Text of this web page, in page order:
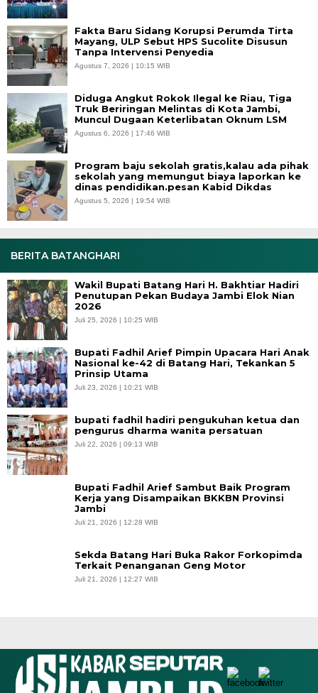
Fakta Baru Sidang Korupsi Perumda Tirta
Mayang, ULP Sebut HPS Sucolite Disusun
Tanpa Intervensi Penyedia
Agustus 7, 2026 | 10:15 WIB
Diduga Angkut Rokok Ilegal ke Riau, Tiga
Truk Beriringan Melintas di Kota Jambi,
Muncul Dugaan Keterlibatan Oknum LSM
Agustus 6, 2026 | 17:46 WIB
Program baju sekolah gratis,kalau ada pihak
sekolah yang memungut biaya laporkan ke
dinas pendidikan.pesan Kabid Dikdas
Agustus 5, 2026 | 19:54 WIB
BERITA BATANGHARI
Wakil Bupati Batang Hari H. Bakhtiar Hadiri
Penutupan Pekan Budaya Jambi Elok Nian
2026
Juli 25, 2026 | 10:25 WIB
Bupati Fadhil Arief Pimpin Upacara Hari Anak
Nasional ke-42 di Batang Hari, Tekankan 5
Prinsip Utama
Juli 23, 2026 | 10:21 WIB
bupati fadhil hadiri pengukuhan ketua dan
pengurus dharma wanita persatuan
Juli 22, 2026 | 09:13 WIB
Bupati Fadhil Arief Sambut Baik Program
Kerja yang Disampaikan BKKBN Provinsi
Jambi
Juli 21, 2026 | 12:28 WIB
Sekda Batang Hari Buka Rakor Forkopimda
Terkait Penanganan Geng Motor
Juli 21, 2026 | 12:27 WIB